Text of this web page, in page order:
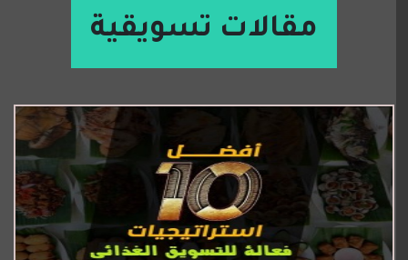
مقالات تسويقية